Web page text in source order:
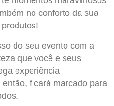
no conforto da sua
do seu evento com a
que você e seus
experiência
ficará marcado para